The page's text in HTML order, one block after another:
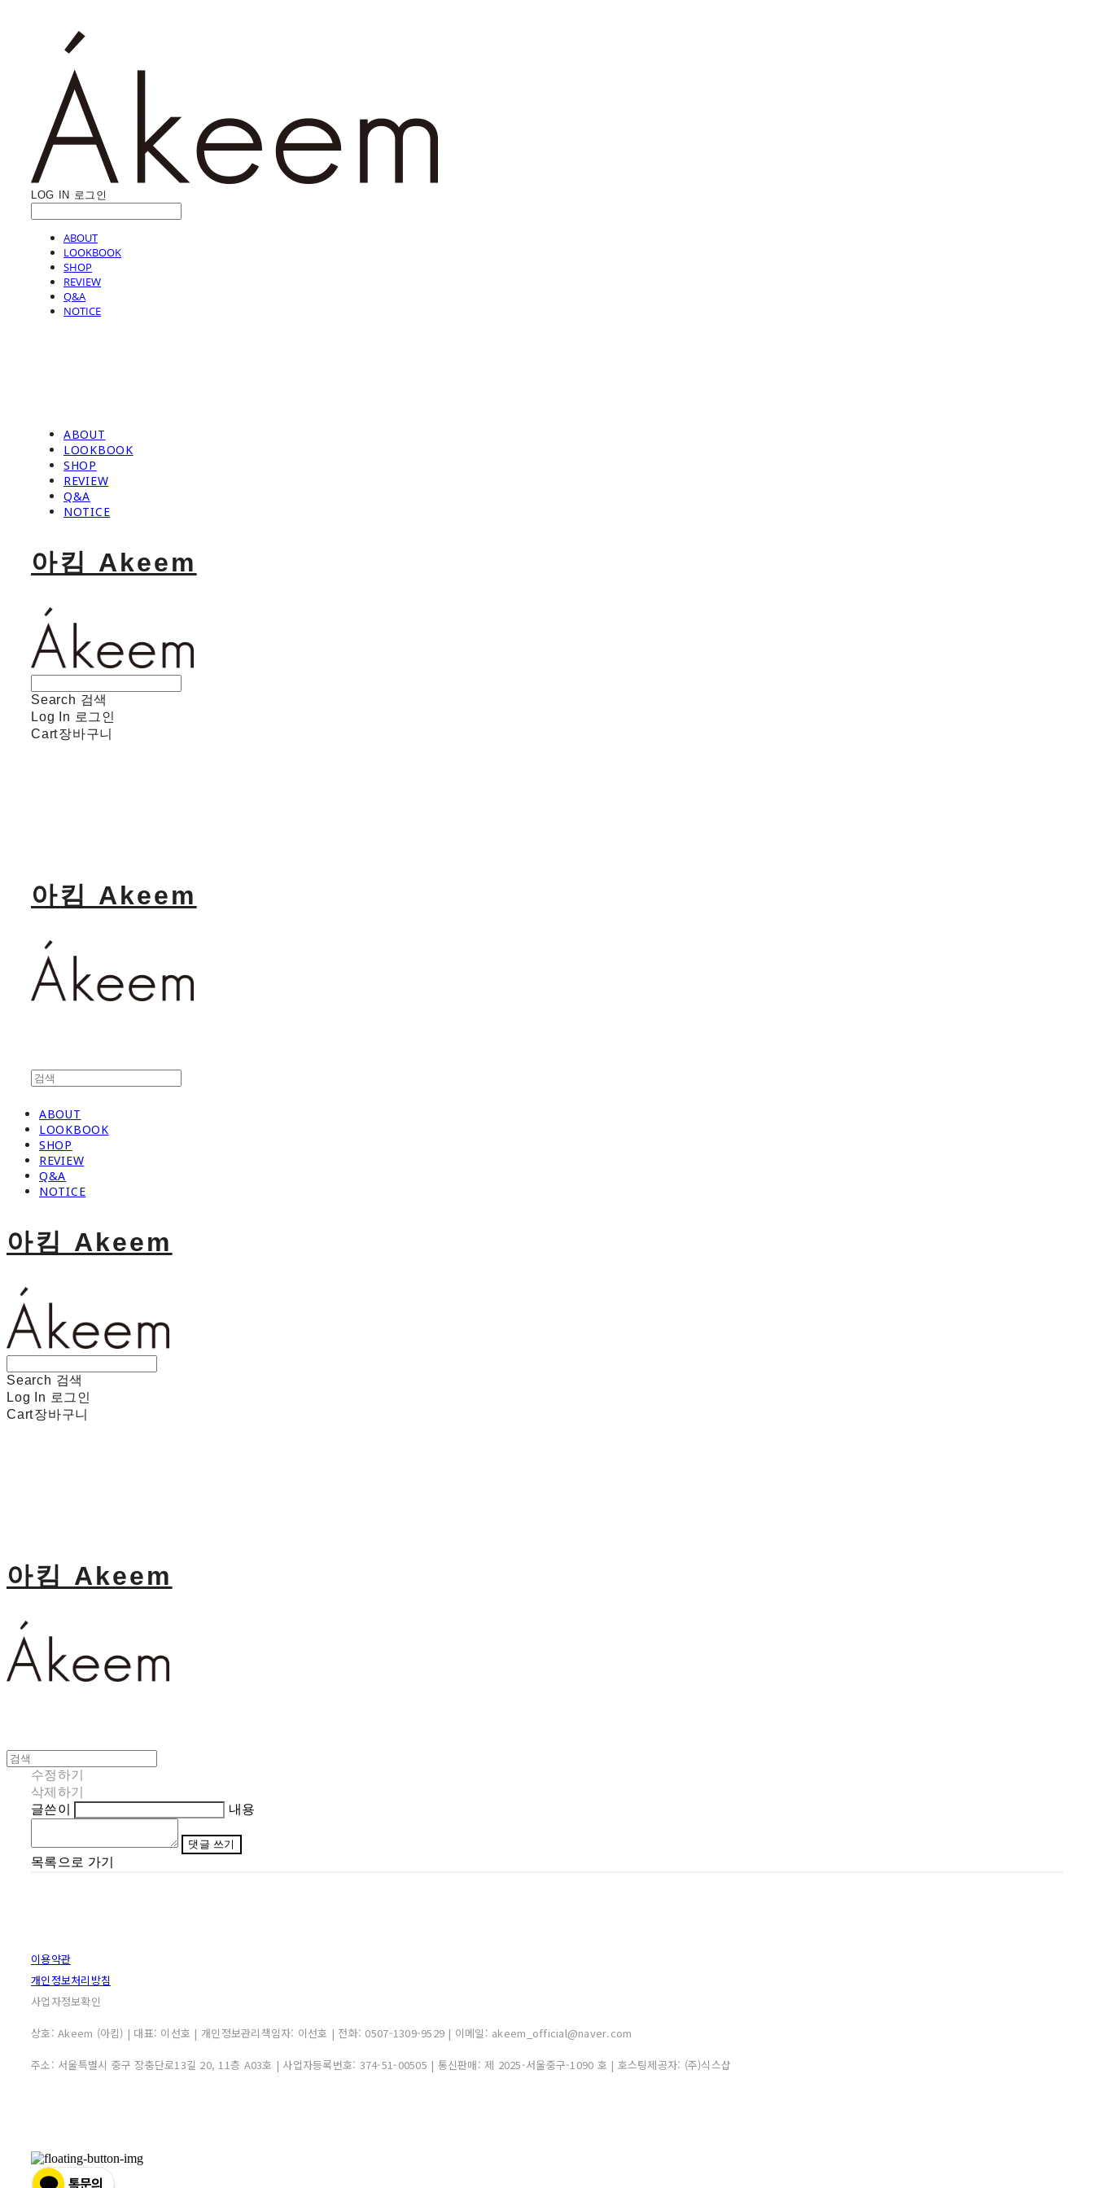
LOG IN 로그인
ABOUT
LOOKBOOK
SHOP
REVIEW
Q&A
NOTICE
ABOUT
LOOKBOOK
SHOP
REVIEW
Q&A
NOTICE
아킴 Akeem
Search 검색
Log In 로그인
Cart장바구니
아킴 Akeem
ABOUT
LOOKBOOK
SHOP
REVIEW
Q&A
NOTICE
아킴 Akeem
Search 검색
Log In 로그인
Cart장바구니
아킴 Akeem
수정하기
삭제하기
글쓴이
내용
댓글 쓰기
목록으로 가기
이용약관
개인정보처리방침
사업자정보확인
상호: Akeem (아킴) | 대표: 이선호 | 개인정보관리책임자: 이선호 | 전화: 0507-1309-9529 | 이메일: akeem_official@naver.com
주소: 서울특별시 중구 장충단로13길 20, 11층 A03호 | 사업자등록번호: 374-51-00505 | 통신판매: 제 2025-서울중구-1090 호 | 호스팅제공자: (주)식스샵